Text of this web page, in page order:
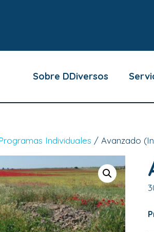
Sobre DDiversos
Individuales / Avanzado